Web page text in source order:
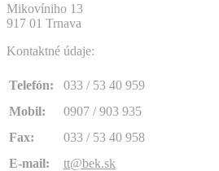
Mikovíniho 13
917 01 Trnava
Kontaktné údaje:
Telefón:
033 / 53 40 959
Mobil:
0907 / 903 935
Fax:
033 / 53 40 958
E-mail:
tt@bek.sk